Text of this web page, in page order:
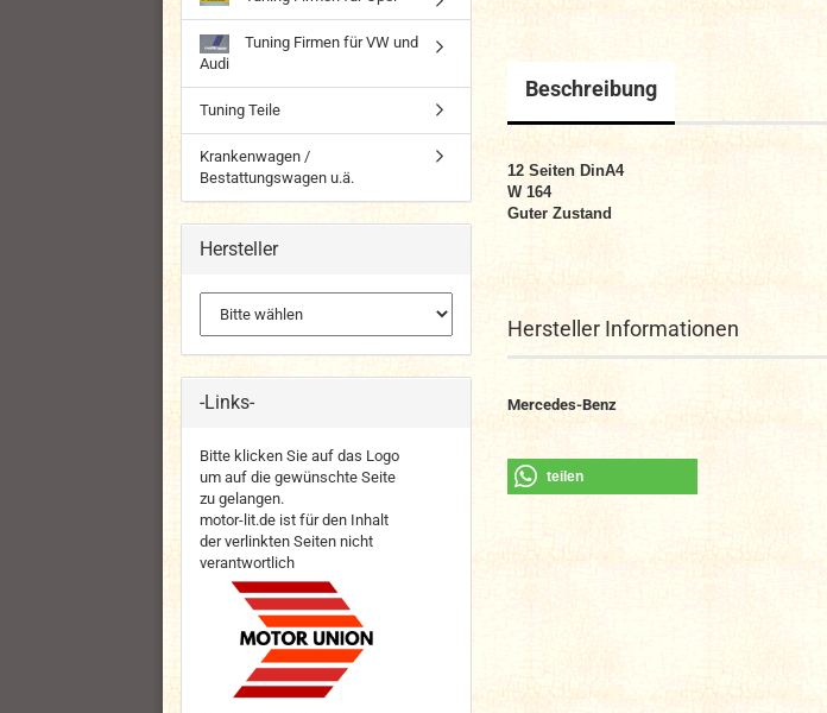
Beschreibung
12 Seiten DinA4
W 164
Guter Zustand
Hersteller Informationen
Mercedes-Benz
teilen
Tuning Firmen für VW und
Audi
Tuning Teile
Krankenwagen /
Bestattungswagen u.ä.
Hersteller
-Links-
Bitte klicken Sie auf das Logo
um auf die gewünschte Seite
zu gelangen.
motor-lit.de ist für den Inhalt
der verlinkten Seiten nicht
verantwortlich